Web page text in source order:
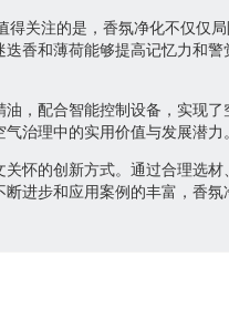
得关注的是，香氛净化不仅仅
香和薄荷能够提高记忆力和
，配合智能控制设备，实现
治理中的实用价值与发展潜力。
怀的创新方式。通过合理选
进步和应用案例的丰富，香